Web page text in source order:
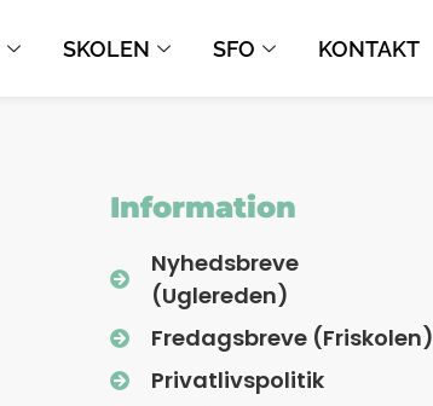
SKOLEN SFO KONTAKT
Information
Nyhedsbreve
(Uglereden)
Fredagsbreve (Friskolen)
Privatlivspolitik